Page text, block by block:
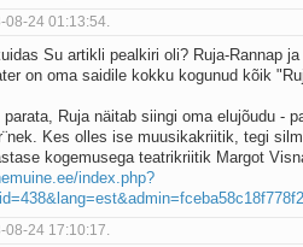
08-24 01:13:54.
Su artikli pealkiri oli? Ruja-Rannap
on oma saidile kokku kogunud kõik
Ruja näitab siingi oma elujõudu -
Kes olles ise muusikakriitik, tegi
kogemusega teatrikriitik Margot
index.php?
08-24 17:10:17.